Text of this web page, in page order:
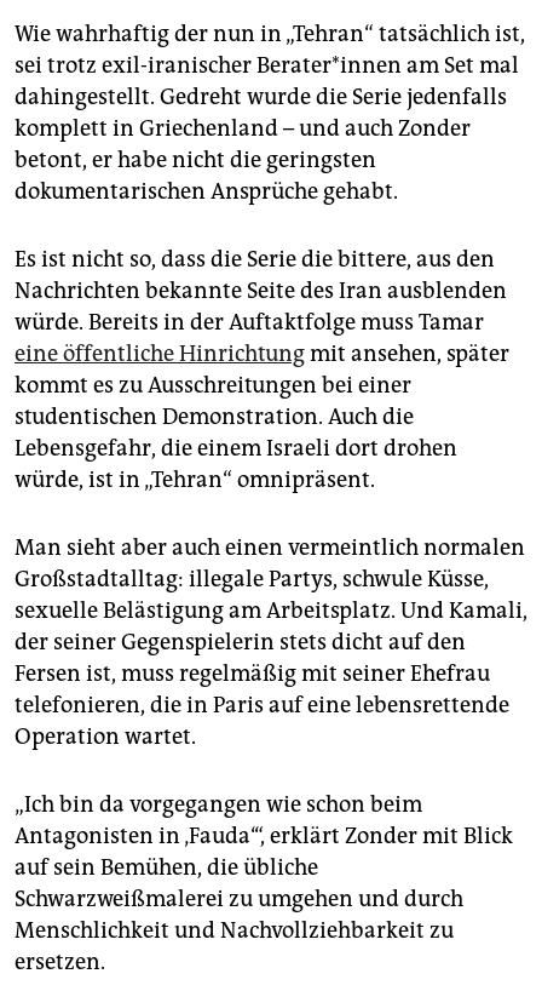
Wie wahrhaftig der nun in „Tehran“ tatsächlich ist,
sei trotz exil-iranischer Be­rater*innen am Set mal
dahingestellt. Gedreht wurde die Serie jedenfalls
komplett in Griechenland – und auch Zonder
betont, er habe nicht die geringsten
dokumentarischen Ansprüche gehabt.
Es ist nicht so, dass die Serie die bittere, aus den
Nachrichten bekannte Seite des Iran ausblenden
würde. Bereits in der Auftaktfolge muss Tamar
eine öffentliche Hinrichtungmit ansehen, später
kommt es zu Ausschreitungen bei einer
studentischen Demonstration. Auch die
Lebensgefahr, die einem Israeli dort drohen
würde, ist in „Tehran“ omnipräsent.
Man sieht aber auch einen vermeintlich normalen
Großstadtalltag: illegale Partys, schwule Küsse,
sexuelle Belästigung am Arbeitsplatz. Und Kamali,
der seiner Gegenspielerin stets dicht auf den
Fersen ist, muss regelmäßig mit seiner Ehefrau
telefonieren, die in Paris auf eine lebensrettende
Operation wartet.
„Ich bin da vorgegangen wie schon beim
Antagonisten in ‚Fauda‘“, erklärt Zonder mit Blick
auf sein Bemühen, die übliche
Schwarzweißmalerei zu umgehen und durch
Menschlichkeit und Nachvollziehbarkeit zu
ersetzen.